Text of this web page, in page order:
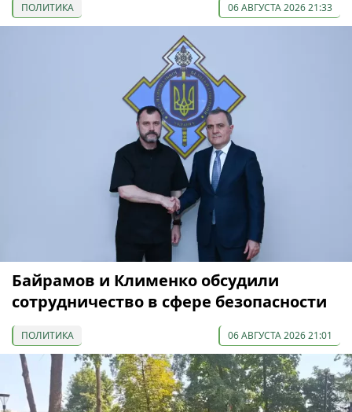
ПОЛИТИКА 06 АВГУСТА 2026 21:33
Байрамов и Клименко обсудили
сотрудничество в сфере безопасности
ПОЛИТИКА 06 АВГУСТА 2026 21:01